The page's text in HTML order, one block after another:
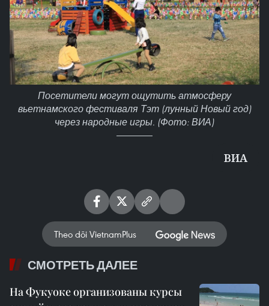
Посетители могут ощутить атмосферу
вьетнамского фестиваля Тэт (лунный Новый год)
через народные игры. (Фото: ВИА)
ВИА
Theo dõi VietnamPlus
СМОТРЕТЬ ДАЛЕЕ
На Фукуоке организованы курсы